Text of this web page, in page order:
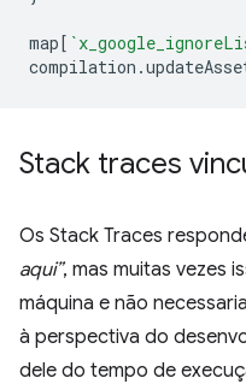
map[
compilation .
Stack traces
Os Stack Traces
aqui”, mas muitas vezes
máquina e não
à perspectiva do
dele do tempo de